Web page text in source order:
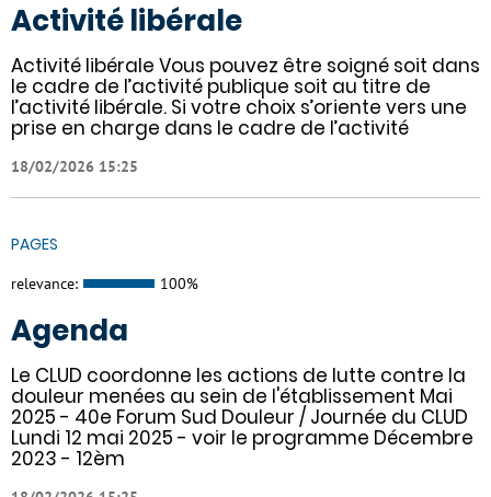
Activité libérale
Activité libérale Vous pouvez être soigné soit dans
le cadre de l’activité publique soit au titre de
l’activité libérale. Si votre choix s’oriente vers une
prise en charge dans le cadre de l’activité
18/02/2026 15:25
PAGES
relevance: 100%
Agenda
Le CLUD coordonne les actions de lutte contre la
douleur menées au sein de l'établissement Mai
2025 - 40e Forum Sud Douleur / Journée du CLUD
Lundi 12 mai 2025 - voir le programme Décembre
2023 - 12èm